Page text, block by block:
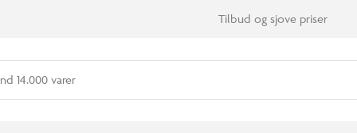
Tilbud og sjove priser
14.000 varer